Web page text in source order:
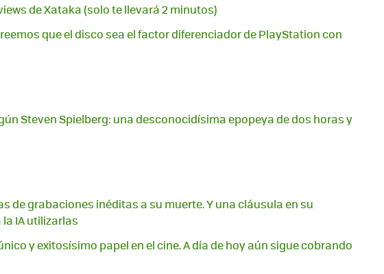
de Xataka (solo te llevará 2 minutos)
que el disco sea el factor diferenciador de PlayStation con
Steven Spielberg: una desconocidísima epopeya de dos horas y
de grabaciones inéditas a su muerte. Y una cláusula en su
IA utilizarlas
y exitosísimo papel en el cine. A día de hoy aún sigue cobrando